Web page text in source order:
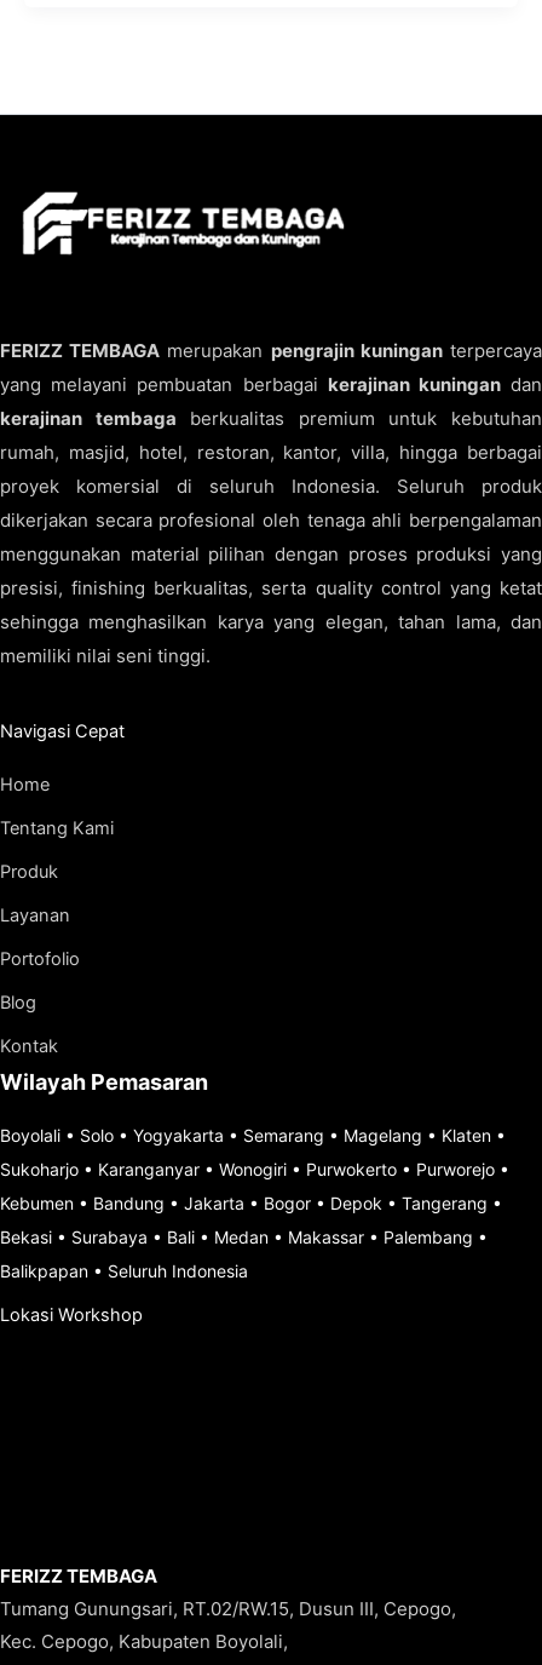
FERIZZ TEMBAGA merupakan pengrajin kuninganterpercaya
yang melayani pembuatan berbagai kerajinan kuningandan
kerajinan tembaga berkualitas premium untuk kebutuhan
rumah, masjid, hotel, restoran, kantor, villa, hingga berbagai
proyek komersial di seluruh Indonesia. Seluruh produk
dikerjakan secara profesional oleh tenaga ahli berpengalaman
menggunakan material pilihan dengan proses produksi yang
presisi, finishing berkualitas, serta quality control yang ketat
sehingga menghasilkan karya yang elegan, tahan lama, dan
memiliki nilai seni tinggi.
Navigasi Cepat
Home
Tentang Kami
Produk
Layanan
Portofolio
Blog
Kontak
Wilayah Pemasaran
Boyolali • Solo • Yogyakarta • Semarang • Magelang • Klaten •
Sukoharjo • Karanganyar • Wonogiri • Purwokerto • Purworejo •
Kebumen • Bandung • Jakarta • Bogor • Depok • Tangerang •
Bekasi • Surabaya • Bali • Medan • Makassar • Palembang •
Balikpapan • Seluruh Indonesia
Lokasi Workshop
FERIZZ TEMBAGA
Tumang Gunungsari, RT.02/RW.15, Dusun III, Cepogo,
Kec. Cepogo, Kabupaten Boyolali,